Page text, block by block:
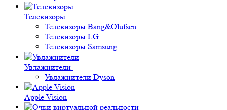
Телевизоры
Телевизоры Bang&Olufsen
Телевизоры LG
Телевизоры Samsung
Увлажнители
Увлажнители Dyson
Apple Vision